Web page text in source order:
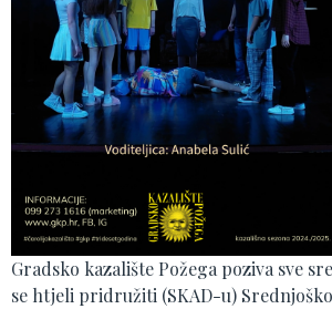
Gradsko kazalište Požega poziva sve
se htjeli pridružiti (SKAD-u)